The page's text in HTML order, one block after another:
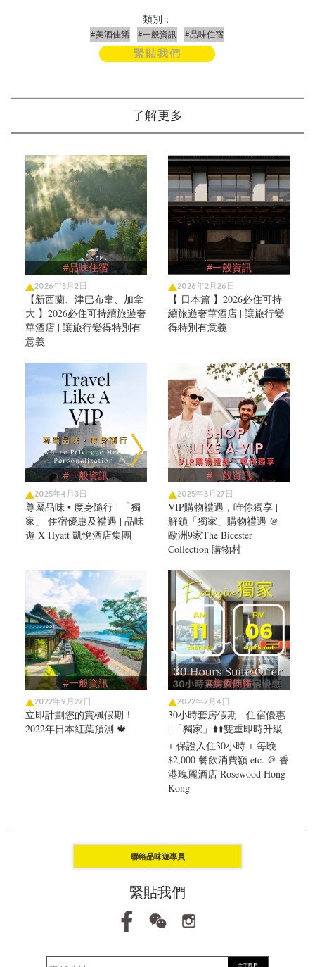
類別：
#美酒佳餚 #一般資訊 #品味住宿
緊貼我們
了解更多
#品味住宿
2026年3月2日
【新西蘭、津巴布韋、加拿
大 】2026必住可持續旅遊奢
華酒店 | 讓旅行變得特別有
意義
#一般資訊
2026年2月26日
【 日本篇 】2026必住可持
續旅遊奢華酒店 | 讓旅行變
得特別有意義
#一般資訊
2025年4月3日
尊屬品味 • 度身隨行 | 「獨
家」 住宿優惠及禮遇 | 品味
遊 X Hyatt 凱悅酒店集團
#一般資訊
2025年3月27日
VIP購物禮遇，唯你獨享 |
解鎖「獨家」購物禮遇 @
歐洲9家The Bicester
Collection 購物村
#一般資訊
2022年9月27日
立即計劃您的賞楓假期！
2022年日本紅葉預測 🍁
#美酒佳餚
2022年2月4日
30小時套房假期 - 住宿優惠
| 「獨家」⬆️⬆️雙重即時升級
+ 保證入住30小時 + 每晚
$2,000 餐飲消費額 etc. @ 香
港瑰麗酒店 Rosewood Hong
Kong
聯絡品味遊專員
緊貼我們